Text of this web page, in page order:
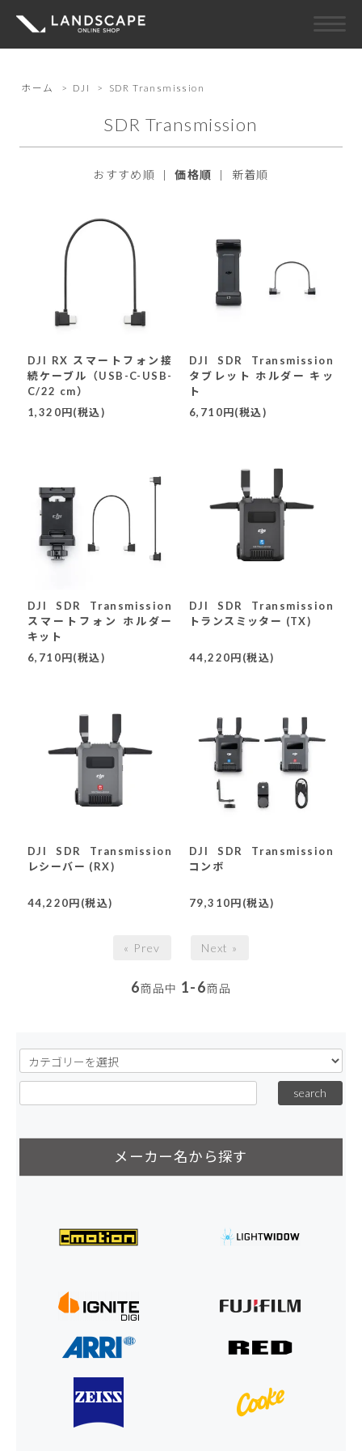
ホーム > DJI > SDR Transmission
SDR Transmission
おすすめ順 |価格順 | 新着順
DJI RX スマートフォン接
続ケーブル（USB-C-USB-
C/22 cm）
1,320円(税込)
DJI SDR Transmission
タブレット ホルダー キッ
ト
6,710円(税込)
DJI SDR Transmission
スマートフォン ホルダー
キット
6,710円(税込)
DJI SDR Transmission
トランスミッター (TX)
44,220円(税込)
DJI SDR Transmission
レシーバー (RX)
44,220円(税込)
DJI SDR Transmission
コンボ
79,310円(税込)
« Prev Next »
6商品中 1-6商品
メーカー名から探す